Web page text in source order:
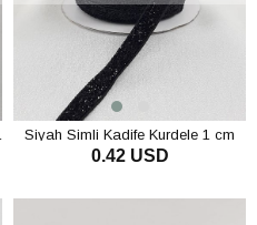
Siyah Simli Kadife Kurdele 1 cm
0.42 USD